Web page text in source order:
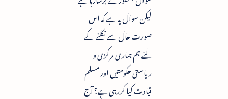
لیکن سوال یہ ہے کہ اس
صورت حال سے نکلنے کے
لئے ہم ہماری مرکزی و
ریاستی حکومتیں اور مسلم
قیادت کیا کررہی ہے؟ آج